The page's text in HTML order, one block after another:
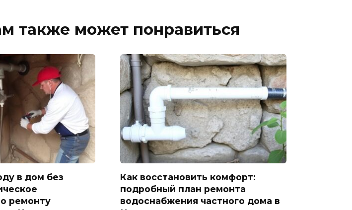
также может понравиться
в дом без
ремонту
Как восстановить комфорт:
подробный план ремонта
водоснабжения частного дома в